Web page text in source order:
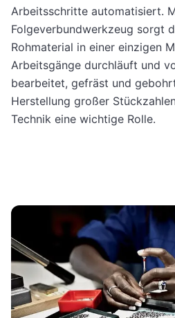
Arbeitsschritte automatisiert.
Folgeverbundwerkzeug sorgt
Rohmaterial in einer einzigen
Arbeitsgänge durchläuft und
bearbeitet, gefräst und
Herstellung großer
Technik eine wichtige Rolle.